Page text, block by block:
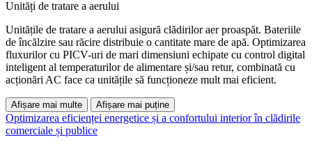
Unități de tratare a aerului
Unitățile de tratare a aerului asigură clădirilor aer proaspăt. Bateriile
de încălzire sau răcire distribuie o cantitate mare de apă. Optimizarea
fluxurilor cu PICV-uri de mari dimensiuni echipate cu control digital
inteligent al temperaturilor de alimentare și/sau retur, combinată cu
acționări AC face ca unitățile să funcționeze mult mai eficient.
Afișare mai multe Afișare mai puține
Optimizarea eficienței energetice și a confortului interior în clădirile
comerciale și publice